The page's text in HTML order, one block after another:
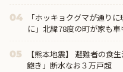
04
「ホッキョクグマが通り
に」北緯78度の町が家も
05
【熊本地震】 避難者の食
飽き」断水なお３万戸超